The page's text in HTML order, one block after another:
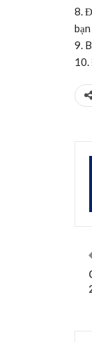
8.
9.
10.